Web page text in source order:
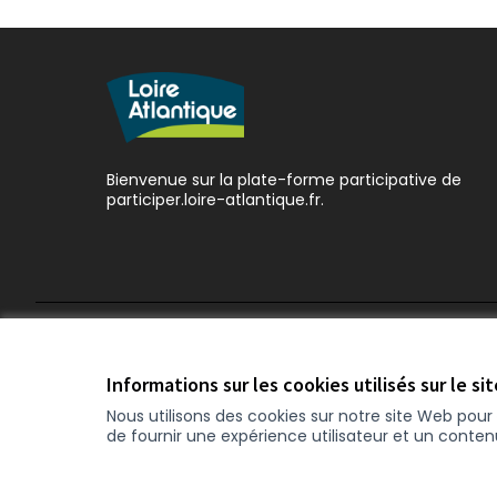
Informations sur les cookies utilisés sur le
Nous utilisons des cookies sur notre site Web
de fournir une expérience utilisateur et un
Bienvenue sur la plate-forme participative de
participer.loire-atlantique.fr.